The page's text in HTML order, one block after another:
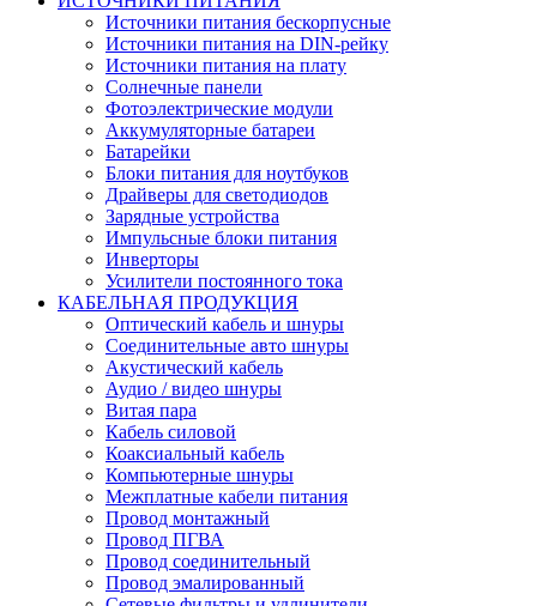
Источники питания бескорпусные
Источники питания на DIN-рейку
Источники питания на плату
Солнечные панели
Фотоэлектрические модули
Аккумуляторные батареи
Батарейки
Блоки питания для ноутбуков
Драйверы для светодиодов
Зарядные устройства
Импульсные блоки питания
Инверторы
Усилители постоянного тока
КАБЕЛЬНАЯ ПРОДУКЦИЯ
Оптический кабель и шнуры
Соединительные авто шнуры
Акустический кабель
Аудио / видео шнуры
Витая пара
Кабель силовой
Коаксиальный кабель
Компьютерные шнуры
Межплатные кабели питания
Провод монтажный
Провод ПГВА
Провод соединительный
Провод эмалированный